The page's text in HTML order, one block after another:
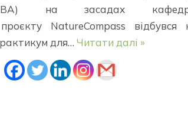
на засадах
NatureCompass відбувся
для… Читати далі »